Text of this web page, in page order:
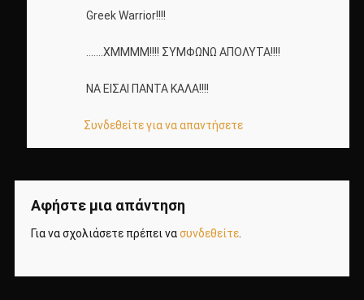
Greek Warrior!!!!
…….ΧΜΜΜΜ!!!! ΣΥΜΦΩΝΩ ΑΠΟΛΥΤΑ!!!!
ΝΑ ΕΙΣΑΙ ΠΑΝΤΑ ΚΑΛΑ!!!!
Συνδεθείτε για να απαντήσετε
Αφήστε μια απάντηση
Για να σχολιάσετε πρέπει νασυνδεθείτε.